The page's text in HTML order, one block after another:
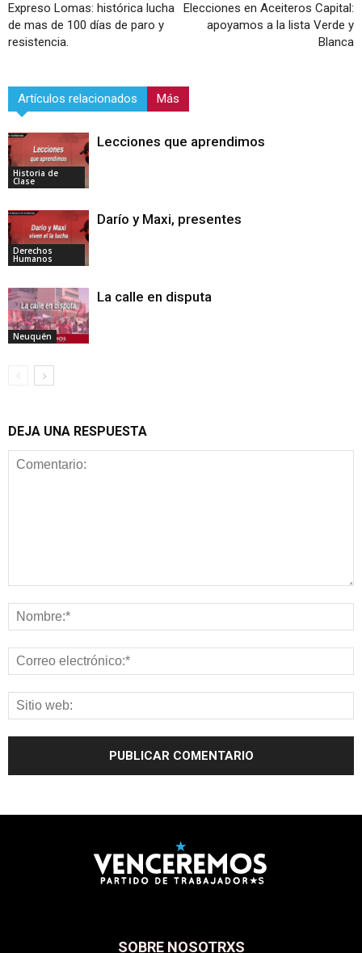
Expreso Lomas: histórica lucha
de mas de 100 días de paro y
resistencia.
Elecciones en Aceiteros Capital:
apoyamos a la lista Verde y
Blanca
Artículos relacionados Más
Historia de
Clase
Lecciones que aprendimos
Derechos
Humanos
Darío y Maxi, presentes
Neuquén
La calle en disputa
DEJA UNA RESPUESTA
SOBRE NOSOTRXS